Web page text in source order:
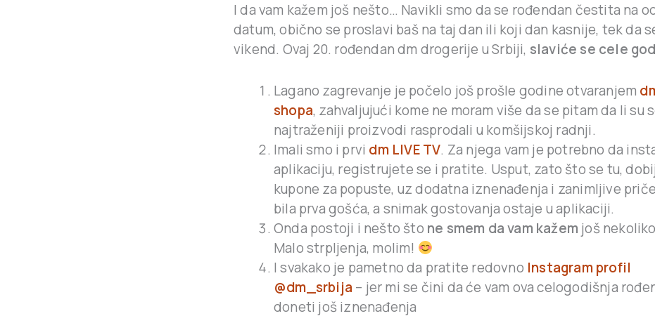
I da vam kažem još nešto… Navikli smo da se rođendan čestita na
datum, obično se proslavi baš na taj dan ili koji dan kasnije, tek da
vikend. Ovaj 20. rođendan dm drogerije u Srbiji, slaviće se cele
Lagano zagrevanje je počelo još prošle godine otvaranjem
shopa, zahvaljujući kome ne moram više da se pitam da li su
najtraženiji proizvodi rasprodali u komšijskoj radnji.
Imali smo i prvi dm LIVE TV. Za njega vam je potrebno da
aplikaciju, registrujete se i pratite. Usput, zato što se tu,
kupone za popuste, uz dodatna iznenađenja i zanimljive
bila prva gošća, a snimak gostovanja ostaje u aplikaciji.
Onda postoji i nešto što ne smem da vam kažem još
Malo strpljenja, molim!
I svakako je pametno da pratite redovno Instagram profil
@dm_srbija – jer mi se čini da će vam ova celogodišnja
doneti još iznenađenja